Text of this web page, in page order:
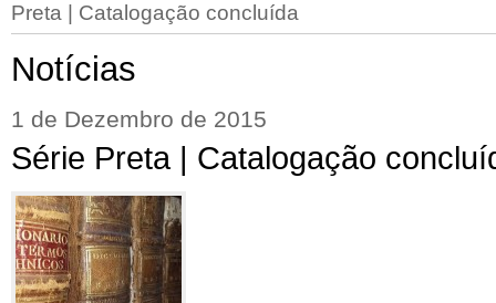
Preta | Catalogação concluída
Notícias
1 de Dezembro de 2015
Série Preta | Catalogação